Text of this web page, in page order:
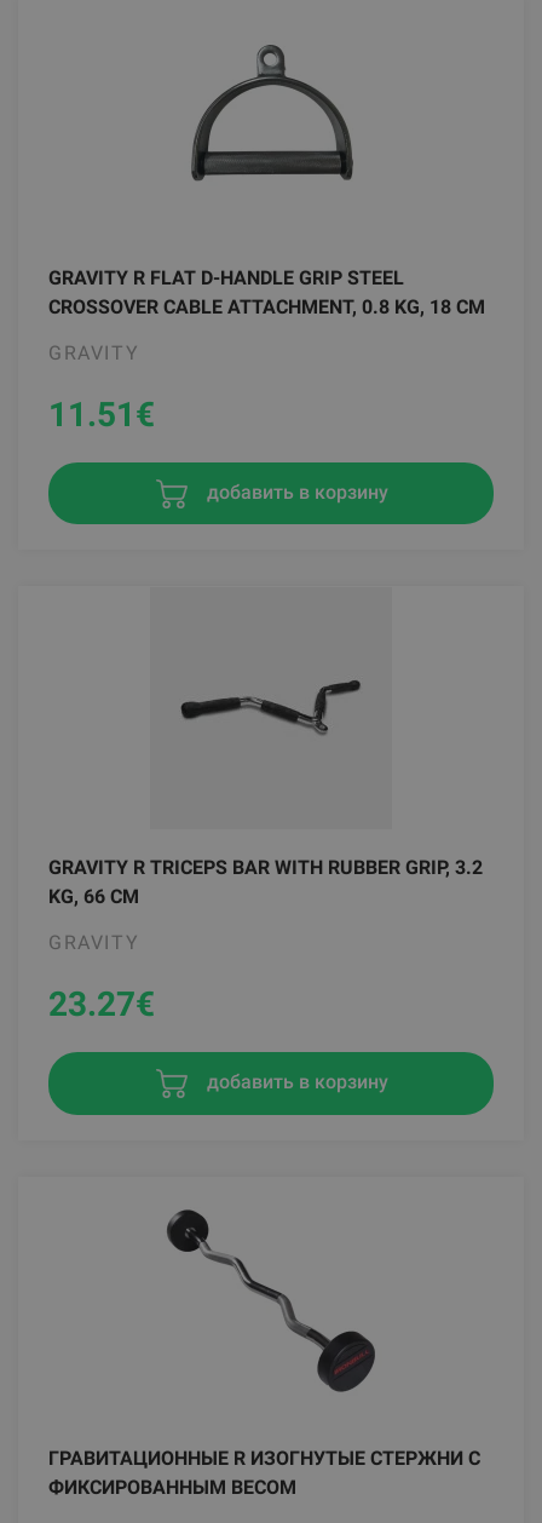
GRAVITY R FLAT D-HANDLE GRIP STEEL
CROSSOVER CABLE ATTACHMENT, 0.8 KG, 18 CM
GRAVITY
11.51€
добавить в корзину
GRAVITY R TRICEPS BAR WITH RUBBER GRIP, 3.2
KG, 66 CM
GRAVITY
23.27€
добавить в корзину
ГРАВИТАЦИОННЫЕ R ИЗОГНУТЫЕ СТЕРЖНИ С
ФИКСИРОВАННЫМ ВЕСОМ